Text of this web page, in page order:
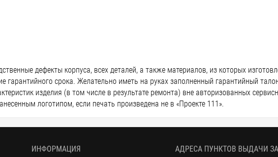
дефекты корпуса, всех деталей, а также материалов, из которых
гарантийного срока. Желательно иметь на руках заполненный гарантийный
изделия (в том числе в результате ремонта) вне авторизованных
логотипом, если печать произведена не в «Проекте 111».
ИНФОРМАЦИЯ АДРЕСА ПУНКТОВ ВЫДАЧИ